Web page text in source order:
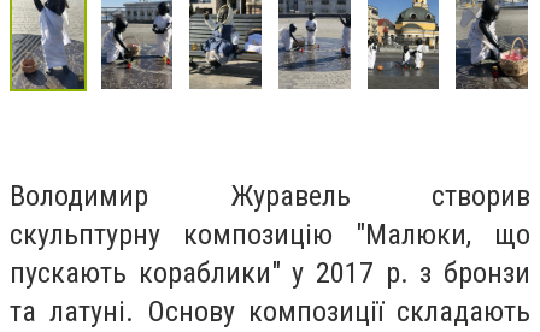
Володимир Журавель створив
скульптурну композицію "Малюки, що
пускають кораблики" у 2017 р. з бронзи
та латуні. Основу композиції складають